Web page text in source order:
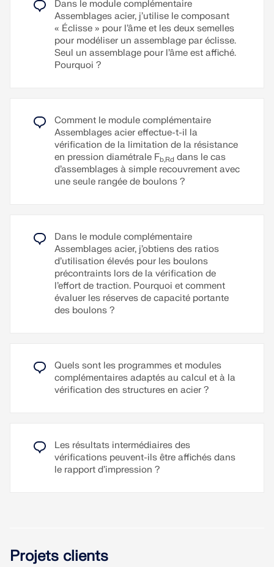
composants structuraux connectés. Cette force de
serrage provoque un frottement entre les
composants structurels, ce qui permet le transfert
des forces.
Fonctionnalité
transférée aux composants connectés et se traduit
par une force de serrage élevée. La force de serrage
empêche l’assemblage de se desserrer et assure
une transmission fiable des forces.
Avantages
Déformation faible :elles minimisent la
déformation de l'assemblage.
Résistance à la fatigue Ils sont résistants à la
fatigue.
Simplicité d'assemblage : ils sont relativement
faciles à assembler et à démonter.
par le module complémentaire « Assemblages
acier ». Il prend en compte la force de serrage, la
friction entre les composants structuraux, la
1993-1-8 (Eurocode 3) ou selon la norme
américaine ANSI/AISC 360-16. Le modèle
d'analyse créé, y compris les résultats, peut être
enregistré et utilisé comme un modèle RFEM
Le modèle d'assemblage a été modélisé avec
environ 50 composants. Le modèle a été créé
d'après l'exemple d'application d'une vraie
structure.
Lire la suite
Dans le module complémentaire
Assemblages acier, j’utilise le composant
« Éclisse » pour l’âme et les deux semelles
pour modéliser un assemblage par éclisse.
Seul un assemblage pour l’âme est affiché.
Pourquoi ?
Comment le module complémentaire
Assemblages acier effectue-t-il la
vérification de la limitation de la résistance
en pression diamétrale Fb,Rd dans le cas
d’assemblages à simple recouvrement avec
une seule rangée de boulons ?
Dans le module complémentaire
Assemblages acier, j’obtiens des ratios
d’utilisation élevés pour les boulons
précontraints lors de la vérification de
l’effort de traction. Pourquoi et comment
évaluer les réserves de capacité portante
des boulons ?
Quels sont les programmes et modules
complémentaires adaptés au calcul et à la
vérification des structures en acier ?
Les résultats intermédiaires des
vérifications peuvent-ils être affichés dans
le rapport d’impression ?
Projets clients